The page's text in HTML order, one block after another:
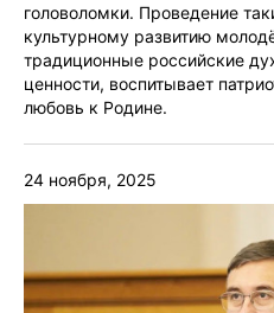
головоломки. Проведение
культурному развитию
традиционные российские
ценности, воспитывает
любовь к Родине.
24 ноября, 2025